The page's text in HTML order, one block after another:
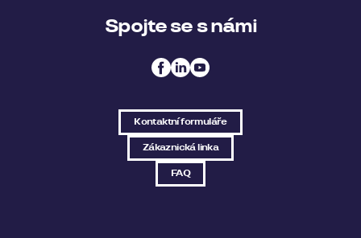
Spojte se s námi
Kontaktní formuláře
Zákaznická linka
FAQ